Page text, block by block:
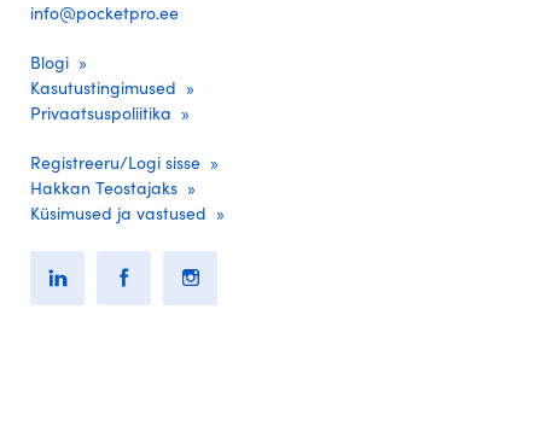
info@pocketpro.ee
Blogi
Kasutustingimused
Privaatsuspoliitika
Registreeru/Logi sisse
Hakkan Teostajaks
Küsimused ja vastused